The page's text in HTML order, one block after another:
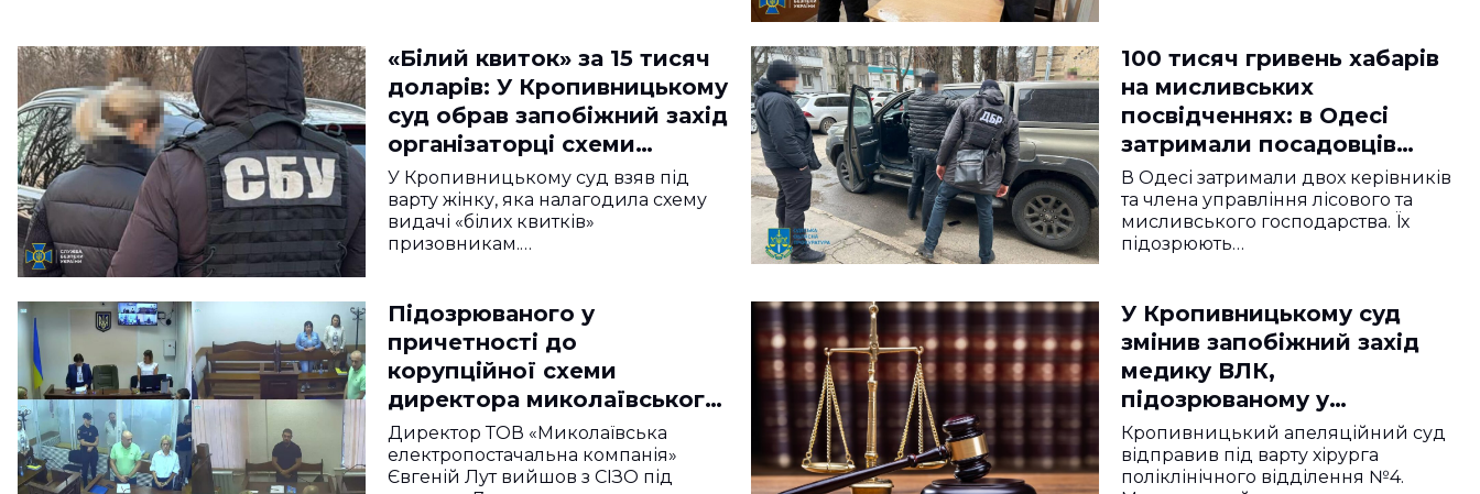
«Білий квиток» за 15 тисяч
доларів: У Кропивницькому
суд обрав запобіжний захід
організаторці схеми
ухилення від служби
У Кропивницькому суд взяв під
варту жінку, яка налагодила схему
видачі «білих квитків»
призовникам.…
100 тисяч гривень хабарів
на мисливських
посвідченнях: в Одесі
затримали посадовців
лісового господарства
В Одесі затримали двох керівників
та члена управління лісового та
мисливського господарства. Їх
підозрюють…
Підозрюваного у
причетності до
корупційної схеми
директора миколаївського
товариства випустили з-під
варти
Директор ТОВ «Миколаївська
електропостачальна компанія»
Євгеній Лут вийшов з СІЗО під
У Кропивницькому суд
змінив запобіжний захід
медику ВЛК,
підозрюваному у
хабарництві
Кропивницький апеляційний суд
відправив під варту хірурга
поліклінічного відділення №4.